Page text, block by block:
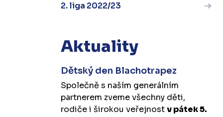
2. liga 2022/23
Aktuality
Dětský den Blachotrapez
Společně s naším generálním
partnerem zveme všechny děti,
rodiče i širokou veřejnostv pátek 5.